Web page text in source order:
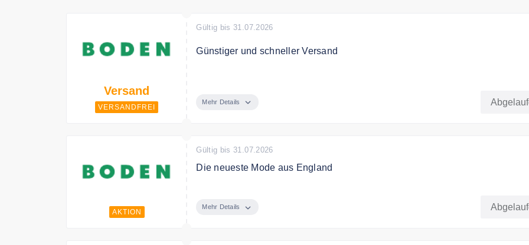
Versand
VERSANDFREI
Gültig bis 31.07.2026
Günstiger und schneller Versand
Mehr Details
AKTION
Gültig bis 31.07.2026
Die neueste Mode aus England
Mehr Details